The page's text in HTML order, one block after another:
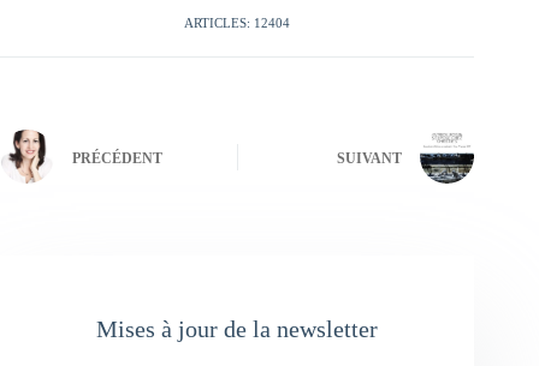
ARTICLES: 12404
PRÉCÉDENT SUIVANT
Mises à jour de la newsletter